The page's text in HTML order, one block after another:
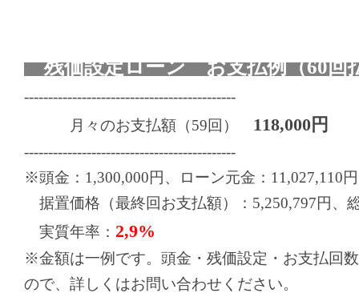
残価設定ローン お支払例（60回
--------------------------------------------
月々のお支払額（59回） 118,000円
--------------------------------------------
※頭金：1,300,000円、ローン元金：11,027,110円
据置価格（最終回お支払額）：5,250,797円、
実質年率： 2,9%
※金額は一例です。頭金・残価設定・お支払回
ので、詳しくはお問い合わせください。